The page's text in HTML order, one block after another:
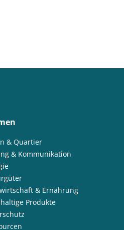
& Quartier
& Kommunikation
& Ernährung
Produkte